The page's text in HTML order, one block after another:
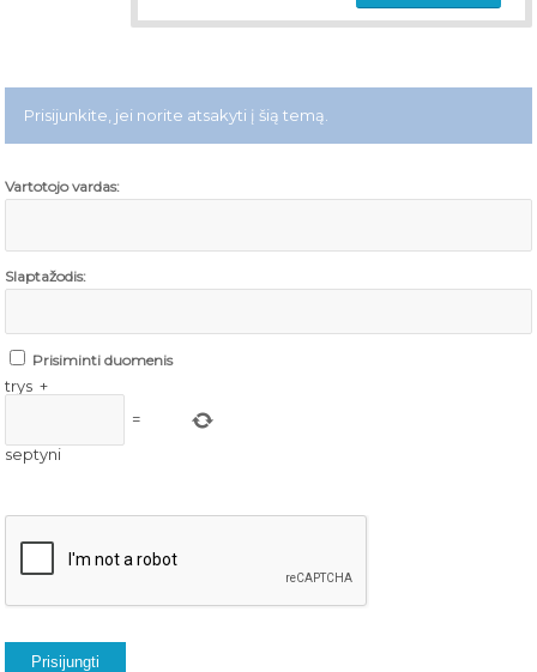
Prisijunkite, jei norite atsakyti į šią temą.
Vartotojo vardas:
Slaptažodis:
Prisiminti duomenis
trys +
=
septyni
Prisijungti